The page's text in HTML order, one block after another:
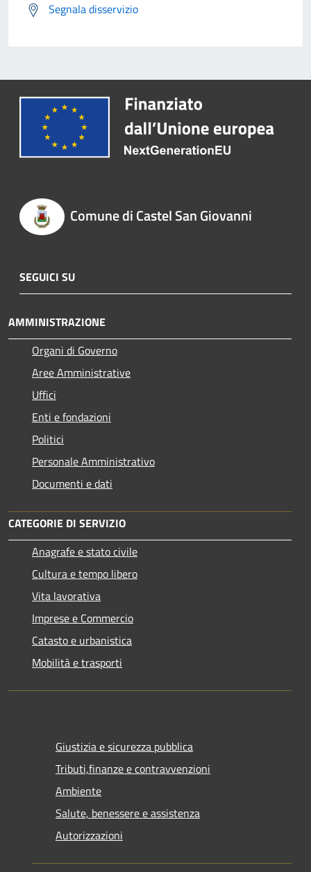
Segnala disservizio
Comune di Castel San Giovanni
SEGUICI SU
AMMINISTRAZIONE
Organi di Governo
Aree Amministrative
Uffici
Enti e fondazioni
Politici
Personale Amministrativo
Documenti e dati
CATEGORIE DI SERVIZIO
Anagrafe e stato civile
Cultura e tempo libero
Vita lavorativa
Imprese e Commercio
Catasto e urbanistica
Mobilità e trasporti
Giustizia e sicurezza pubblica
Tributi,finanze e contravvenzioni
Ambiente
Salute, benessere e assistenza
Autorizzazioni